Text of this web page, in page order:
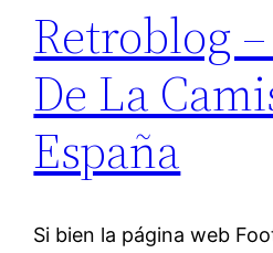
Retroblog
De La
España
Si bien la página web